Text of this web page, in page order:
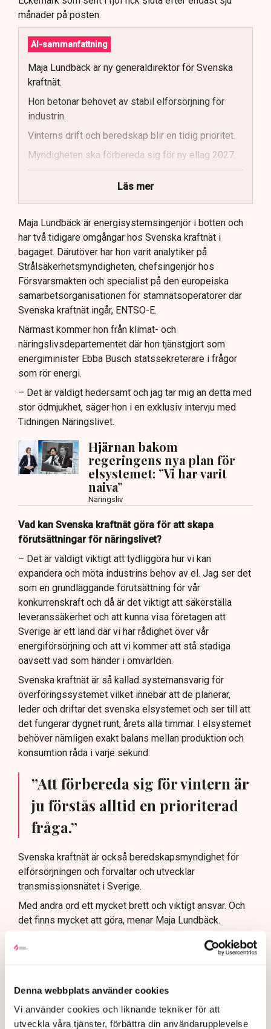
Denna webbplats använder cookies
Vi använder cookies och liknande tekniker för att
utveckla våra tjänster, förbättra din användarupplevelse
månader på posten.
AI-sammanfattning
Maja Lundbäck är ny generaldirektör för Svenska
kraftnät.
Hon betonar behovet av stabil elförsörjning för
industrin.
Vinterns drift och beredskap blir en tidig prioritet.
Myndigheten ska förbereda sig för ny ellag 2027.
Maja Lundbäck vill se en mer proaktiv
Läs mer
Maja Lundbäck är energisystemsingenjör i botten och
har två tidigare omgångar hos Svenska kraftnät i
bagaget. Därutöver har hon varit analytiker på
Strålsäkerhetsmyndigheten, chefsingenjör hos
Försvarsmakten och specialist på den europeiska
samarbetsorganisationen för stamnätsoperatörer där
Svenska kraftnät ingår, ENTSO-E.
Närmast kommer hon från klimat- och
näringslivsdepartementet där hon tjänstgjort som
energiminister Ebba Busch statssekreterare i frågor
som rör energi.
– Det är väldigt hedersamt och jag tar mig an detta med
stor ödmjukhet, säger hon i en exklusiv intervju med
Tidningen Näringslivet.
Hjärnan bakom
regeringens nya plan för
elsystemet: ”Vi har varit
naiva”
Näringsliv
Vad kan Svenska kraftnät göra för att skapa
förutsättningar för näringslivet?
– Det är väldigt viktigt att tydliggöra hur vi kan
expandera och möta industrins behov av el. Jag ser det
som en grundläggande förutsättning för vår
konkurrenskraft och då är det viktigt att säkerställa
leveranssäkerhet och att kunna visa företagen att
Sverige är ett land där vi har rådighet över vår
energiförsörjning och att vi kommer att stå stadiga
oavsett vad som händer i omvärlden.
Svenska kraftnät är så kallad systemansvarig för
överföringssystemet vilket innebär att de planerar,
leder och driftar det svenska elsystemet och ser till att
det fungerar dygnet runt, årets alla timmar. I elsystemet
behöver nämligen exakt balans mellan produktion och
konsumtion råda i varje sekund.
”Att förbereda sig för vintern är
ju förstås alltid en prioriterad
fråga.”
Svenska kraftnät är också beredskapsmyndighet för
elförsörjningen och förvaltar och utvecklar
transmissionsnätet i Sverige.
Med andra ord ett mycket brett och viktigt ansvar. Och
det finns mycket att göra, menar Maja Lundbäck.
– Driften och att förbereda sig för vintern är ju förstås
alltid en prioriterad fråga. Det kan ju komma att bli olika
scenarier beroende på hur omvärldsläget utvecklar sig.
– Inledningsvis kommer jag vara mycket ute i